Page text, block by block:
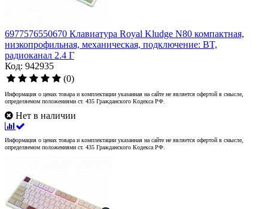
6977576550670 Клавиатура Royal Kludge N80 компактная,
низкопрофильная, механическая, подключение: BT,
радиоканал 2.4 Г
Код: 942935
(0)
Информация о ценах товара и комплектации указанная на сайте не является офертой в смысле,
определяемом положениями ст. 435 Гражданского Кодекса РФ.
Нет в наличии
Информация о ценах товара и комплектации указанная на сайте не является офертой в смысле,
определяемом положениями ст. 435 Гражданского Кодекса РФ.